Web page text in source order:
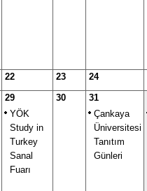
22 23
24
29
YÖK
Study in
Turkey
Sanal
Fuarı
30
31
Çankaya
Üniversitesi
Tanıtım
Günleri